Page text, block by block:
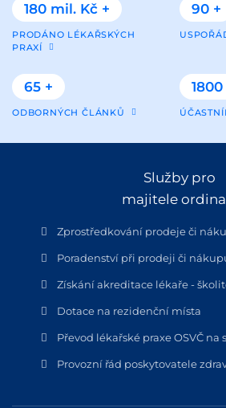
180 mil. Kč +
PRODÁNO LÉKAŘSKÝCH
PRAXÍ
90 +
65 +
ODBORNÝCH ČLÁNKŮ
1800
Služby pro
majitele
Zprostředkování prodeje či
Poradenství při prodeji či
Získání akreditace lékaře -
Dotace na rezidenční místa
Převod lékařské praxe OSVČ na
Provozní řád poskytovatele